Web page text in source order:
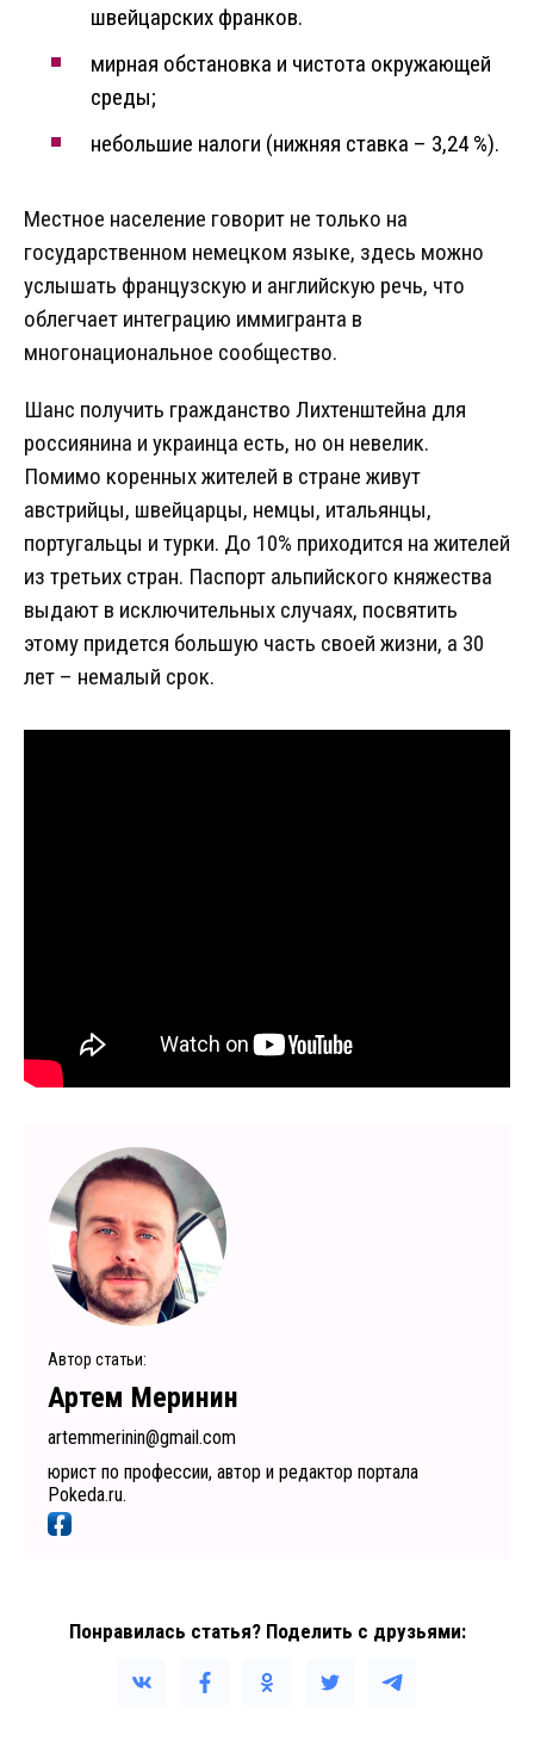
швейцарских франков.
мирная обстановка и чистота окружающей
среды;
небольшие налоги (нижняя ставка – 3,24 %).
Местное население говорит не только на
государственном немецком языке, здесь можно
услышать французскую и английскую речь, что
облегчает интеграцию иммигранта в
многонациональное сообщество.
Шанс получить гражданство Лихтенштейна для
россиянина и украинца есть, но он невелик.
Помимо коренных жителей в стране живут
австрийцы, швейцарцы, немцы, итальянцы,
португальцы и турки. До 10% приходится на жителей
из третьих стран. Паспорт альпийского княжества
выдают в исключительных случаях, посвятить
этому придется большую часть своей жизни, а 30
лет – немалый срок.
Автор статьи:
Артем Меринин
artemmerinin@gmail.com
юрист по профессии, автор и редактор портала
Pokeda.ru.
Понравилась статья? Поделить с друзьями: